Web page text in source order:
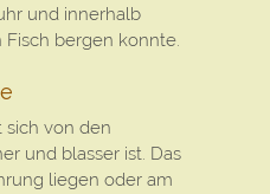
und innerhalb
bergen konnte.
sich von den
und blasser ist. Das
liegen oder am